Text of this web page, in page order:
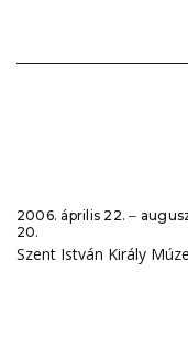
2006. április 22. ‒
20.
Szent István Király